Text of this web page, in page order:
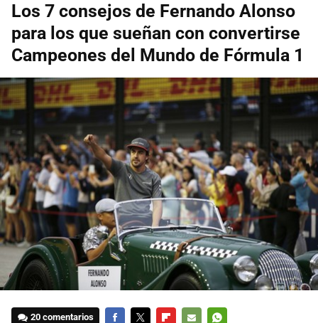
Los 7 consejos de Fernando Alonso
para los que sueñan con convertirse
Campeones del Mundo de Fórmula 1
20 comentarios